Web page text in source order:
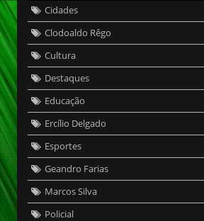
Cidades
Clodoaldo Rêgo
Cultura
Destaques
Educação
Ercílio Delgado
Esportes
Geandro Farias
Marcos Silva
Policial